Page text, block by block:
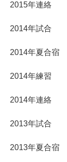
2015年連絡
2014年試合
2014年夏合宿
2014年練習
2014年連絡
2013年試合
2013年夏合宿